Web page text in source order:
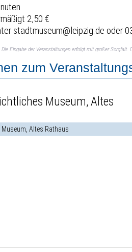
2,50 €
stadtmuseum@leipzig.de oder
Die Eingabe der Veranstaltungen erfolgt mit großer
zum
Altes Rathaus